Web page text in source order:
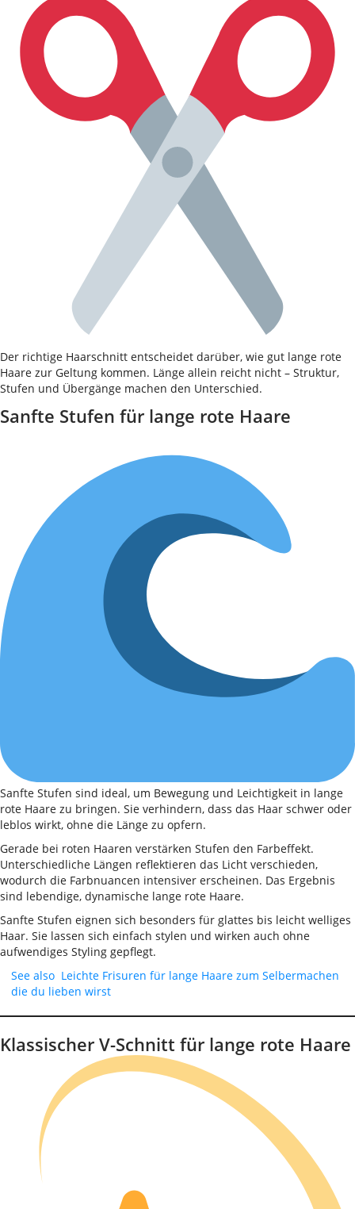
Der richtige Haarschnitt entscheidet darüber, wie gut lange rote
Haare zur Geltung kommen. Länge allein reicht nicht – Struktur,
Stufen und Übergänge machen den Unterschied.
Sanfte Stufen für lange rote Haare
Sanfte Stufen sind ideal, um Bewegung und Leichtigkeit in lange
rote Haare zu bringen. Sie verhindern, dass das Haar schwer oder
leblos wirkt, ohne die Länge zu opfern.
Gerade bei roten Haaren verstärken Stufen den Farbeffekt.
Unterschiedliche Längen reflektieren das Licht verschieden,
wodurch die Farbnuancen intensiver erscheinen. Das Ergebnis
sind lebendige, dynamische lange rote Haare.
Sanfte Stufen eignen sich besonders für glattes bis leicht welliges
Haar. Sie lassen sich einfach stylen und wirken auch ohne
aufwendiges Styling gepflegt.
See also Leichte Frisuren für lange Haare zum Selbermachen
die du lieben wirst
Klassischer V-Schnitt für lange rote Haare